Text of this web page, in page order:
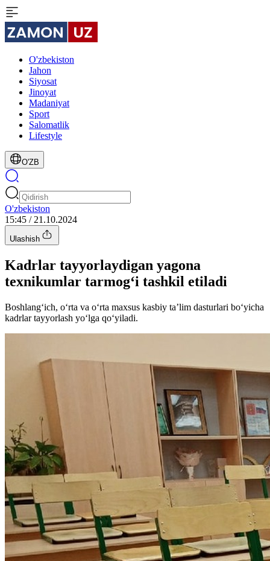
O'zbekiston
Jahon
Siyosat
Jinoyat
Madaniyat
Sport
Salomatlik
Lifestyle
O'ZB
O'zbekiston
15:45 / 21.10.2024
Ulashish
Kadrlar tayyorlaydigan yagona
texnikumlar tarmog‘i tashkil etiladi
Boshlang‘ich, o‘rta va o‘rta maxsus kasbiy ta’lim dasturlari bo‘yicha
kadrlar tayyorlash yo‘lga qo‘yiladi.